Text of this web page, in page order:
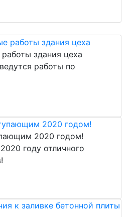
здания цеха
работы по
2020 годом!
году отличного